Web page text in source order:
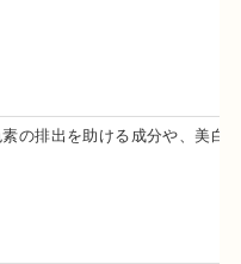
素の排出を助ける成分や、美白